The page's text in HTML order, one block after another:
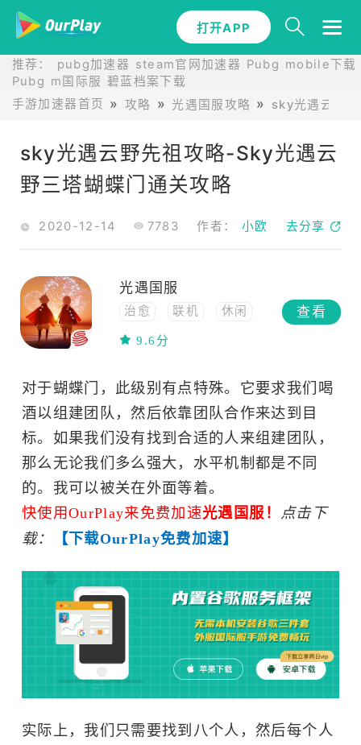
打开APP
推荐： pubg加速器 steam官网加速器 Pubg mobile下载
Pubg m国际服 碧蓝档案下载
手游加速器首页
攻略 光遇国服攻略 sky光遇云野
sky光遇云野先祖攻略-Sky光遇云
野三塔蝴蝶门通关攻略
2020-12-14 7783 作者： 小欧 去分享
光遇国服
治愈 联机
休闲
冒险
艺术
9.6分
查看
对于蝴蝶门，此级别有点特殊。它要求我们喝
酒以组建团队，然后依靠团队合作来达到目
标。如果我们没有找到合适的人来组建团队，
那么无论我们多么强大，水平机制都是不同
的。我可以被关在外面等着。
快使用OurPlay来免费加速光遇国服！
点击下
载：
【下载OurPlay免费加速】
实际上，我们只需要找到八个人，然后每个人